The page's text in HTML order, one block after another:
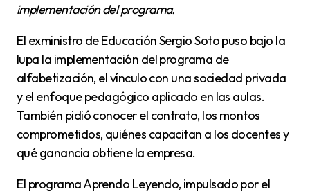
implementación del programa.
El exministro de Educación Sergio Soto puso bajo la
lupa la implementación del programa de
alfabetización, el vínculo con una sociedad privada
y el enfoque pedagógico aplicado en las aulas.
También pidió conocer el contrato, los montos
comprometidos, quiénes capacitan a los docentes y
qué ganancia obtiene la empresa.
El programa Aprendo Leyendo, impulsado por el